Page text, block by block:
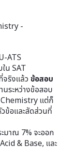
ATS
น SAT
ริงแล้ว ข้อสอบ
ระหว่างข้อสอบ
แต่ก็
ข้อและสัดส่วนที่
าณ 7% จะออก
& Base, และ